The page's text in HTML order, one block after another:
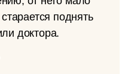
поднять
доктора.